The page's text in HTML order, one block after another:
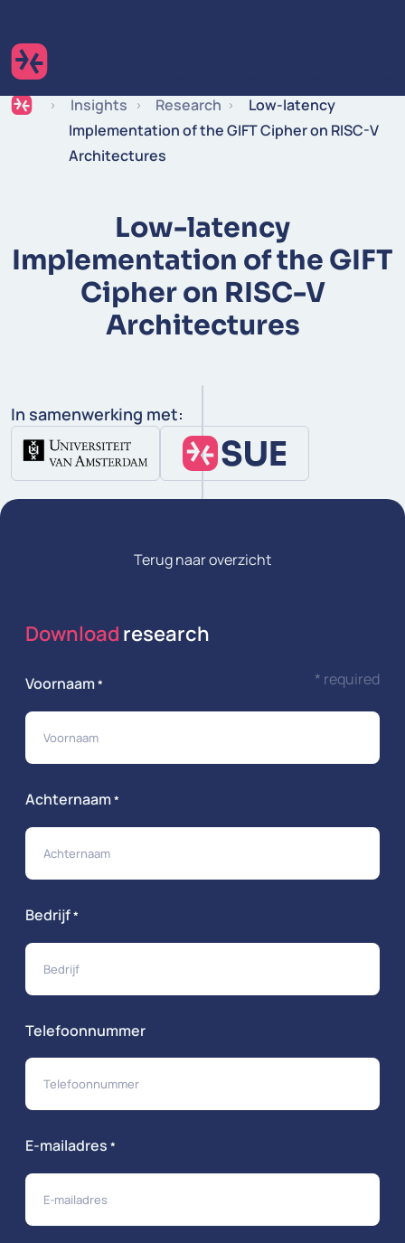
Insights Research
Low-latency
Implementation of the GIFT Cipher on RISC-V
Architectures
Low-latency
Implementation of the GIFT
Cipher on RISC-V
Architectures
In samenwerking met:
Terug naar overzicht
Download research
* required
Voornaam*
Achternaam*
Bedrijf*
Telefoonnummer
E-mailadres *